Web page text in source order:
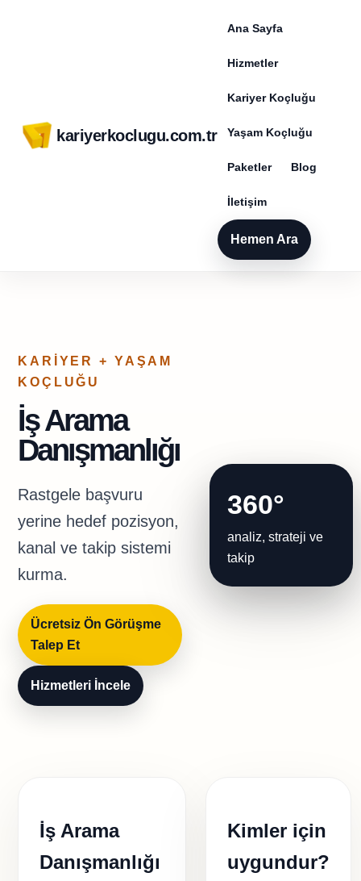
kariyerkoclugu.com.tr
Ana Sayfa
Hizmetler
Kariyer Koçluğu
Yaşam Koçluğu
Paketler Blog
İletişim
Hemen Ara
KARIYER + YAŞAM
KOÇLUĞU
İş Arama
Danışmanlığı
Rastgele başvuru
yerine hedef pozisyon,
kanal ve takip sistemi
kurma.
Ücretsiz Ön Görüşme
Talep Et
Hizmetleri İncele
360°
analiz, strateji ve
takip
İş Arama
Danışmanlığı
Kimler için
uygundur?